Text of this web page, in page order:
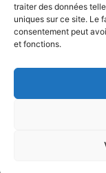
traiter des données
uniques sur ce site. Le
consentement peut
et fonctions.
←Article précédent